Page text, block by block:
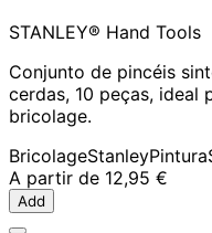
STANLEY® Hand Tools
Conjunto de pincéis
cerdas, 10 peças, ideal
bricolage.
BricolageStanleyPintura
A partir de 12,95 €
Add